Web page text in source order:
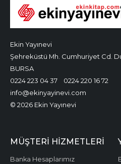
Ekin Yayınevi
Şehreküstü Mh. Cumhuriyet Cd.
BURSA
0224 223 04 37
0224 220 16 72
info@ekinyayinevi.com
© 2026 Ekin Yayınevi
MÜŞTERI HIZMETLERI
Banka Hesaplarımız